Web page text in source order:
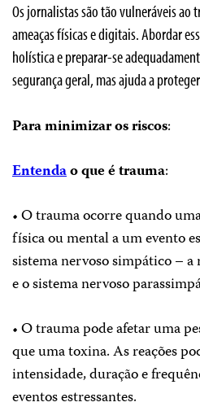
Os jornalistas são tão vulneráveis ​​ao
ameaças físicas e digitais. Abordar
holística e preparar-se
segurança geral, mas ajuda a
Para minimizar os riscos:
Entendao que é trauma:
• O trauma ocorre quando
física ou mental a um evento
sistema nervoso simpático –
e o sistema nervoso
• O trauma pode afetar uma
que uma toxina. As reações
intensidade, duração e
eventos estressantes.